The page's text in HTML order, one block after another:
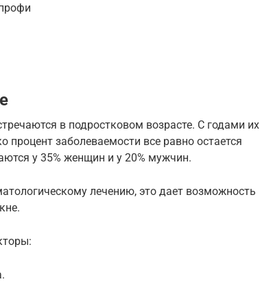
в подростковом возрасте. С годами их
процент заболеваемости все равно остается
у 35% женщин и у 20% мужчин.
лечению, это дает возможность